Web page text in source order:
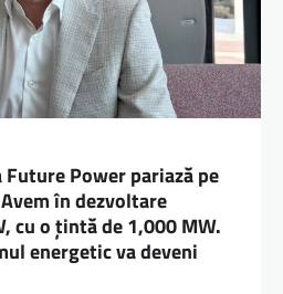
Power pariază pe
în dezvoltare
cu o ţintă de 1,000 MW.
energetic va deveni